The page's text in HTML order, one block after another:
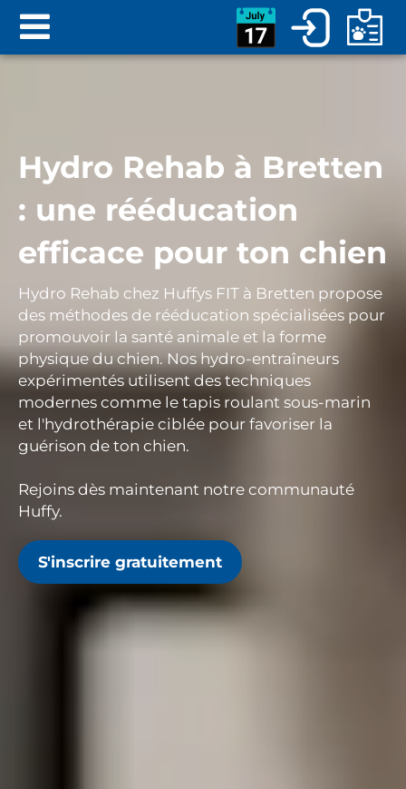
Hydro Rehab à Bretten
: une rééducation
efficace pour ton chien
Hydro Rehab chez Huffys FIT à Bretten propose
des méthodes de rééducation spécialisées pour
promouvoir la santé animale et la forme
physique du chien. Nos hydro-entraîneurs
expérimentés utilisent des techniques
modernes comme le tapis roulant sous-marin
et l'hydrothérapie ciblée pour favoriser la
guérison de ton chien.
Rejoins dès maintenant notre communauté
Huffy.
S'inscrire gratuitement